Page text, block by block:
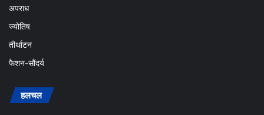
अपराध
ज्योतिष
तीर्थाटन
फैशन-सौंदर्य
हलचल